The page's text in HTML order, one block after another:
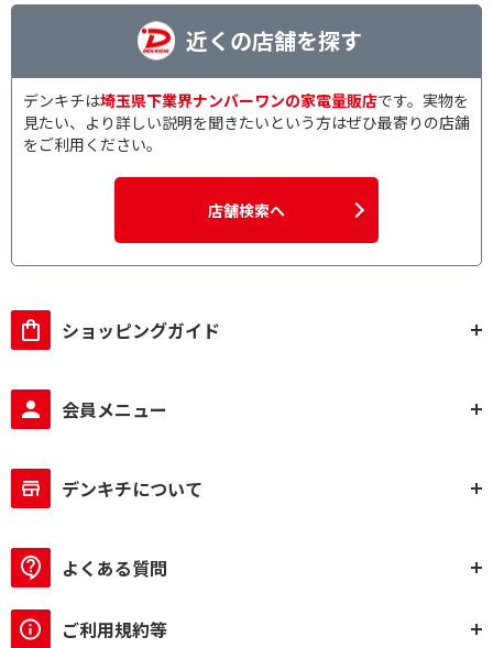
近くの店舗を探す
デンキチは埼玉県下業界ナンバーワンの家電量販店です。実物を
見たい、より詳しい説明を聞きたいという方はぜひ最寄りの店舗
をご利用ください。
店舗検索へ
ショッピングガイド
会員メニュー
デンキチについて
よくある質問
ご利用規約等